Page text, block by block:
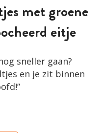
met groene
eitje
sneller gaan?
en je zit binnen